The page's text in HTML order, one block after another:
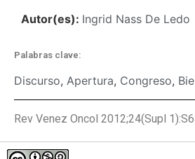
Autor(es): Ingrid Nass De Ledo
Palabras clave:
Discurso, Apertura, Congreso,
Rev Venez Oncol 2012;24(Supl 1):S6